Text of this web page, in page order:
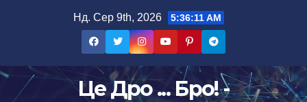
Нд. Сер 9th, 2026 5:36:12 AM
Це Дро ... Бро! -